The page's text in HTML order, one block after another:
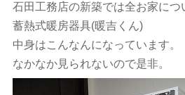
石田工務店の新築では全お家につ
蓄熱式暖房器具(暖吉くん)
中身はこんなんになっています。
なかなか見られないので是非。